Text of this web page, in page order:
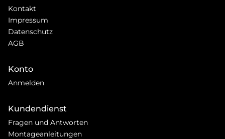
Kontakt
Impressum
Datenschutz
AGB
Konto
Anmelden
Kundendienst
Fragen und Antworten
Montageanleitungen